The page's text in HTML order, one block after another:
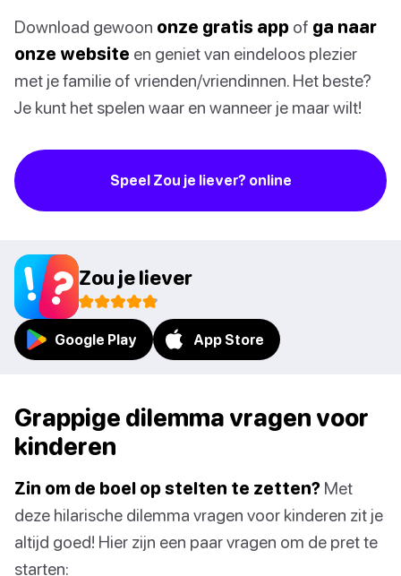
Download gewoon onze gratis app of ga naar
onze website en geniet van eindeloos plezier
met je familie of vrienden/vriendinnen. Het beste?
Je kunt het spelen waar en wanneer je maar wilt!
Speel Zou je liever? online
Zou je liever
Google Play App Store
Grappige dilemma vragen voor
kinderen
Zin om de boel op stelten te zetten? Met
deze hilarische dilemma vragen voor kinderen zit je
altijd goed! Hier zijn een paar vragen om de pret te
starten: